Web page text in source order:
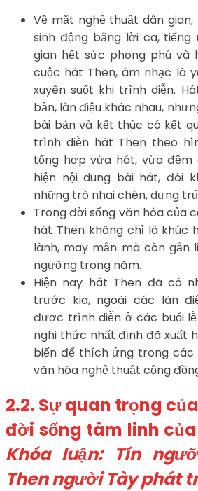
Về mặt nghệ thuật dân
sinh động bằng lời ca, tiếng
gian hết sức phong phú và
cuộc hát Then, âm nhạc là
xuyên suốt khi trình diễn.
bản, làn điệu khác nhau,
bài bản và kết thúc có kết
trình diễn hát Then theo
tổng hợp vừa hát, vừa
hiện nội dung bài hát, đôi
những trò nhai chén, dựng
Trong đời sống văn hóa của
hát Then không chỉ là khúc
lành, may mắn mà còn gắn
ngưỡng trong năm.
Hiện nay hát Then đã có
trước kia, ngoài các làn
được trình diễn ở các buổi
nghi thức nhất định đã xuất
biến để thích ứng trong
văn hóa nghệ thuật cộng
2.2. Sự quan trọng
đời sống tâm linh
Khóa luận: Tín
Then người Tày phát